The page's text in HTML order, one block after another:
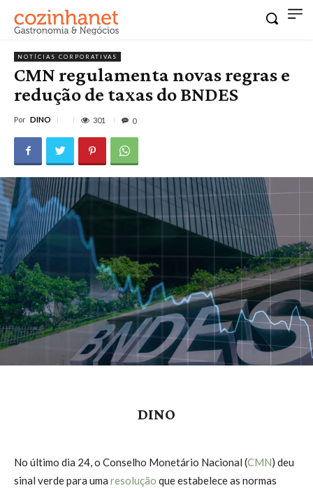
NOTÍCIAS CORPORATIVAS
CMN regulamenta novas regras e
redução de taxas do BNDES
Por DINO 301 0
DINO
No último dia 24, o Conselho Monetário Nacional (CMN) deu
sinal verde para uma resolução que estabelece as normas